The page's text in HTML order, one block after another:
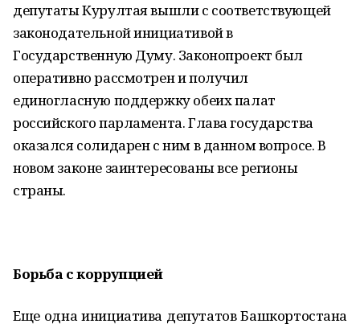
депутаты Курултая вышли с соответствующей
законодательной инициативой в
Государственную Думу. Законопроект был
оперативно рассмотрен и получил
единогласную поддержку обеих палат
российского парламента. Глава государства
оказался солидарен с ним в данном вопросе. В
новом законе заинтересованы все регионы
страны.
Борьба с коррупцией
Еще одна инициатива депутатов Башкортостана